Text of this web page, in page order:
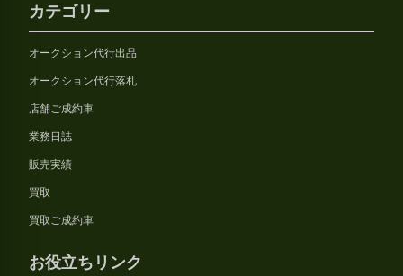
カテゴリー
オークション代行出品
オークション代行落札
店舗ご成約車
業務日誌
販売実績
買取
買取ご成約車
お役立ちリンク